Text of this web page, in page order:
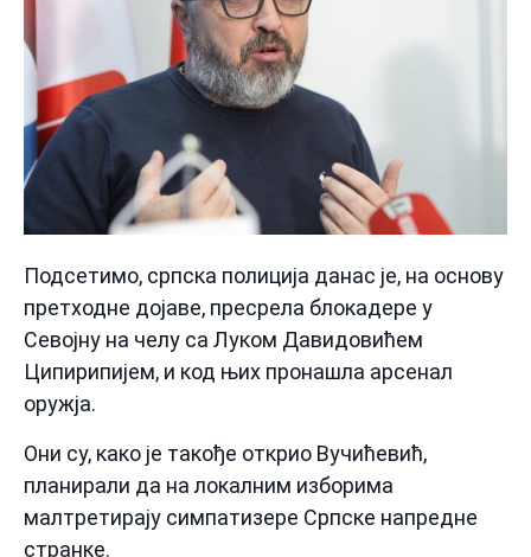
Подсетимо, српска полиција данас је, на основу
претходне дојаве, пресрела блокадере у
Севојну на челу са Луком Давидовићем
Ципирипијем, и код њих пронашла арсенал
оружја.
Они су, како је такође открио Вучићевић,
планирали да на локалним изборима
малтретирају симпатизере Српске напредне
странке.